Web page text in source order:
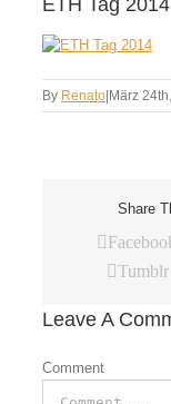
ETH Tag 2014
By Renato März
Share
Tumblr
Leave A
Comment